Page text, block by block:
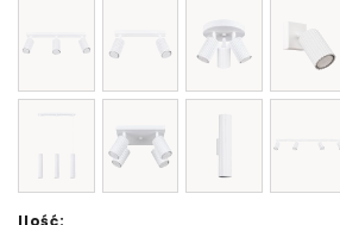
Ilość: